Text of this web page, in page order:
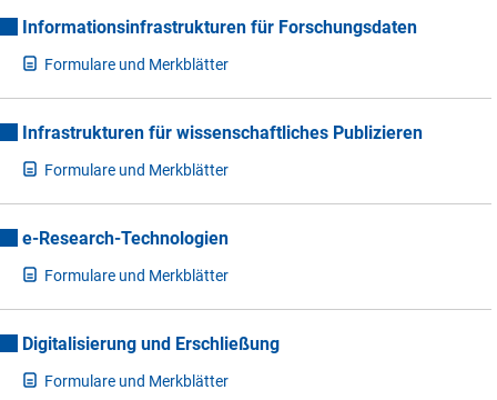
Informationsinfrastrukturen für Forschungsdaten
Formulare und Merkblätter
Infrastrukturen für wissenschaftliches Publizieren
Formulare und Merkblätter
e-Research-Technologien
Formulare und Merkblätter
Digitalisierung und Erschließung
Formulare und Merkblätter